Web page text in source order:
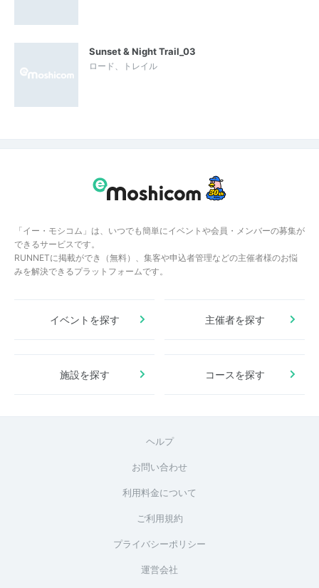
Sunset & Night Trail_03
ロード、トレイル
「イー・モシコム」は、いつでも簡単にイベントや会員・メンバーの募集が
できるサービスです。
RUNNETに掲載ができ（無料）、集客や申込者管理などの主催者様のお悩
みを解決できるプラットフォームです。
イベントを探す 主催者を探す
施設を探す コースを探す
ヘルプ
お問い合わせ
利用料金について
ご利用規約
プライバシーポリシー
運営会社